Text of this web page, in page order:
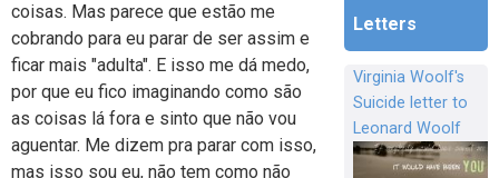
coisas. Mas parece que estão me
cobrando para eu parar de ser assim e
ficar mais "adulta". E isso me dá medo,
por que eu fico imaginando como são
as coisas lá fora e sinto que não vou
aguentar. Me dizem pra parar com isso,
mas isso sou eu, não tem como não
Letters
Virginia Woolf's
Suicide letter to
Leonard Woolf